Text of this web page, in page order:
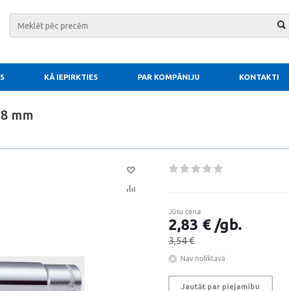
KĀ IEPIRKTIES PAR KOMPĀNIJU KONTAKTI
mm
Jūsu cena
2,83 € /gb.
3,54 €
Nav noliktavā
Jautāt par piejamību